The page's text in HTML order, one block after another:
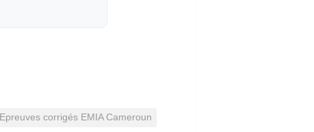
Epreuves corrigés EMIA Cameroun